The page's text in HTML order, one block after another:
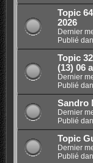
Topic
2026
Dernier
Publié
Topic
(13) 06
Dernier
Publié
Sandro
Dernier
Publié
Topic
Dernier
Publié